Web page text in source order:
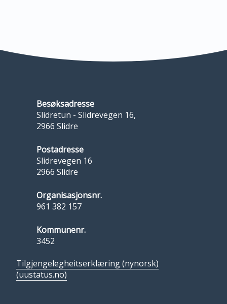
Besøksadresse
Slidretun - Slidrevegen 16,
2966 Slidre
Postadresse
Slidrevegen 16
2966 Slidre
Organisasjonsnr.
961 382 157
Kommunenr.
3452
Tilgjengelegheitserklæring (nynorsk)
(uustatus.no)